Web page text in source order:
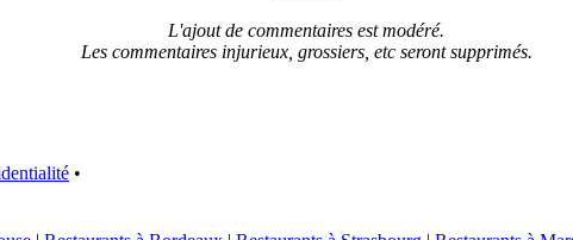
L'ajout de commentaires est modéré.
Les commentaires injurieux, grossiers, etc seront supprimés.
•